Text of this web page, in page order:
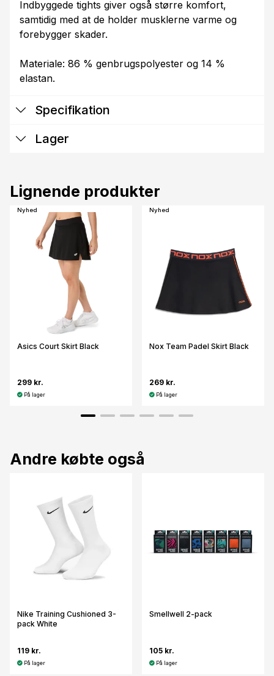
Indbyggede tights giver også større komfort,
samtidig med at de holder musklerne varme og
forebygger skader.
Materiale: 86 % genbrugspolyester og 14 %
elastan.
Specifikation
Lager
Lignende produkter
Nyhed
Asics Court Skirt Black
299 kr.
På lager
Nyhed
Nox Team Padel Skirt Black
269 kr.
På lager
Andre købte også
Nike Training Cushioned 3-
pack White
119 kr.
På lager
Smellwell 2-pack
105 kr.
På lager